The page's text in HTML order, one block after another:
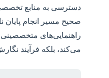
دسترسی به منابع
صحیح مسیر انجام پایان
راهنمایی‌های متخصصینی
می‌کند، بلکه فرآیند